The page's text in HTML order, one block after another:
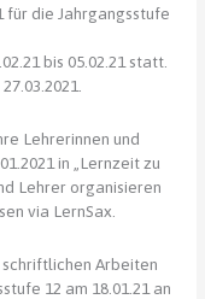
für die Jahrgangsstufe
bis 05.02.21 statt.
Lehrerinnen und
in „Lernzeit zu
Lehrer organisieren
via LernSax.
schriftlichen Arbeiten
12 am 18.01.21 an